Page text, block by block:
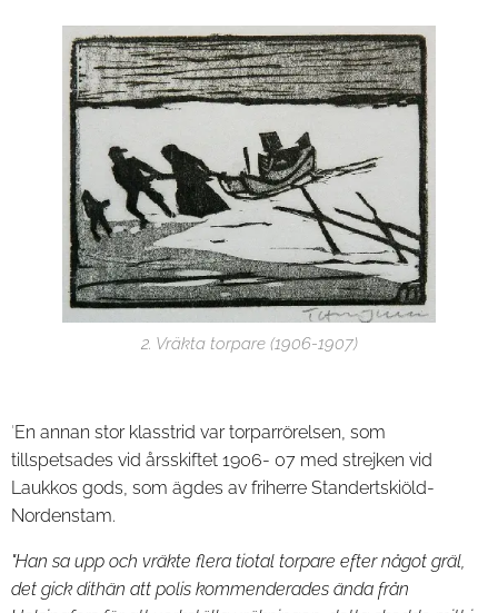
2. Vräkta torpare (1906-1907)
'En annan stor klasstrid var torparrörelsen, som
tillspetsades vid årsskiftet 1906- 07 med strejken vid
Laukkos gods, som ägdes av friherre Standertskiöld-
Nordenstam.
"Han sa upp och vräkte flera tiotal torpare efter något gräl,
det gick dithän att polis kommenderades ända från